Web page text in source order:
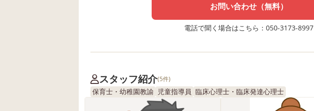
お問い合わせ（無料）
電話で聞く場合はこちら：050-3173-8997
スタッフ紹介(5件)
保育士・幼稚園教諭 児童指導員 臨床心理士・臨床発達心理士